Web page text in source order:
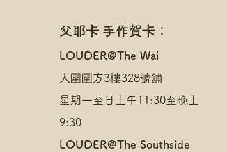
父耶卡 手作賀卡：
​LOUDER@The Wai
大圍圍方3樓328號舖
星期一至日上午11:30至晚上
9:30
LOUDER@The Southside